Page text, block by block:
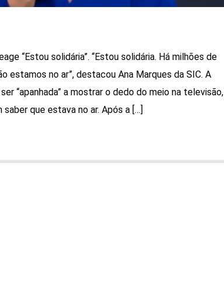
“Estou solidária”. “Estou solidária. Há milhões de
estamos no ar”, destacou Ana Marques da SIC. A
“apanhada” a mostrar o dedo do meio na televisão,
que estava no ar. Após a […]